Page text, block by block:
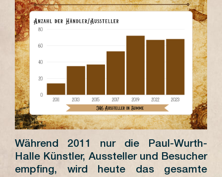
Während 2011 nur die Paul-Wurth-
Halle Künstler, Aussteller und Besucher
empfing, wird heute das gesamte